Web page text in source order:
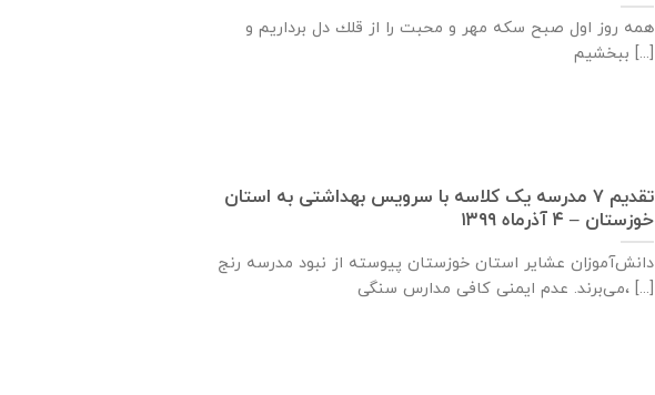
همه روز اول صبح سكه مهر و محبت را از قلك دل برداريم و
ببخشيم [...]
تقدیم ۷ مدرسه یک کلاسه با سرويس بهداشتی به استان
خوزستان – ۴ آذر‌ماه ۱۳۹۹
دانش‌آموزان عشایر استان خوزستان پيوسته از نبود مدرسه رنج
می‌برند. عدم ایمنی کافی مدارس سنگی، [...]